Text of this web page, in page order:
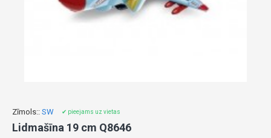
Zīmols:: SW ✔ pieejams uz vietas
Lidmašīna 19 cm Q8646